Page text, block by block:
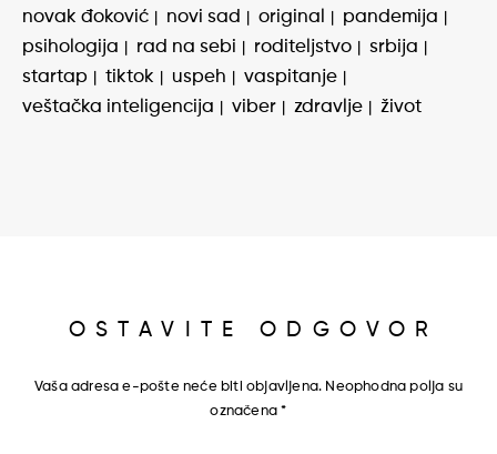
novak đoković
novi sad original
pandemija
psihologija
rad na sebi roditeljstvo
srbija
startap
tiktok uspeh
vaspitanje
veštačka inteligencija
viber zdravlje život
OSTAVITE ODGOVOR
Vaša adresa e-pošte neće biti objavljena. Neophodna polja su
označena*